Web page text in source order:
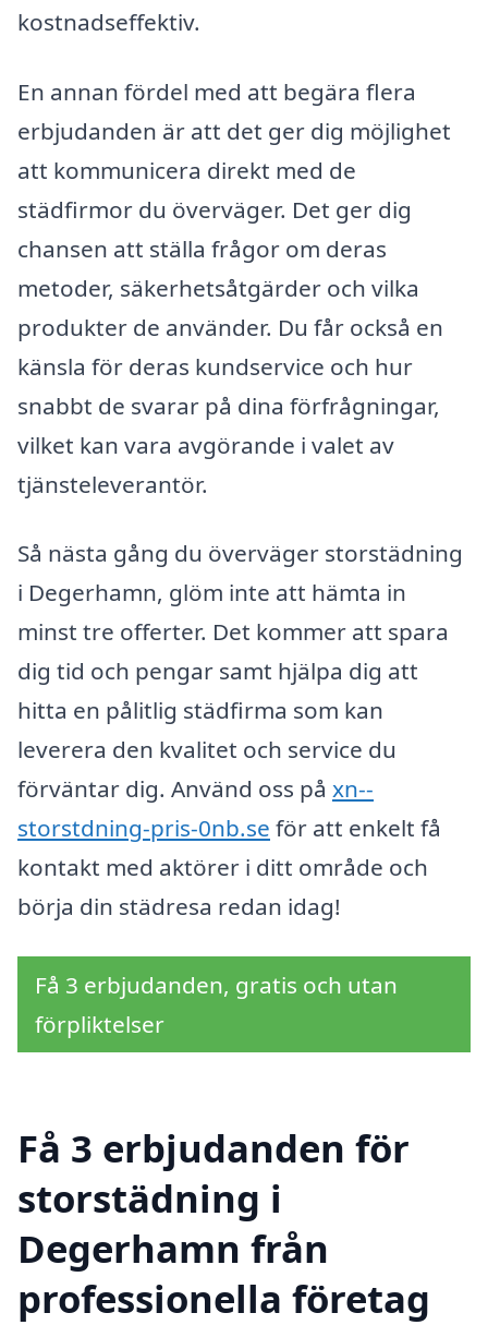
kostnadseffektiv.
En annan fördel med att begära flera
erbjudanden är att det ger dig möjlighet
att kommunicera direkt med de
städfirmor du överväger. Det ger dig
chansen att ställa frågor om deras
metoder, säkerhetsåtgärder och vilka
produkter de använder. Du får också en
känsla för deras kundservice och hur
snabbt de svarar på dina förfrågningar,
vilket kan vara avgörande i valet av
tjänsteleverantör.
Så nästa gång du överväger storstädning
i Degerhamn, glöm inte att hämta in
minst tre offerter. Det kommer att spara
dig tid och pengar samt hjälpa dig att
hitta en pålitlig städfirma som kan
leverera den kvalitet och service du
förväntar dig. Använd oss på xn--
storstdning-pris-0nb.se för att enkelt få
kontakt med aktörer i ditt område och
börja din städresa redan idag!
Få 3 erbjudanden, gratis och utan
förpliktelser
Få 3 erbjudanden för
storstädning i
Degerhamn från
professionella företag